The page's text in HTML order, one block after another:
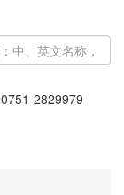
0751-2829979